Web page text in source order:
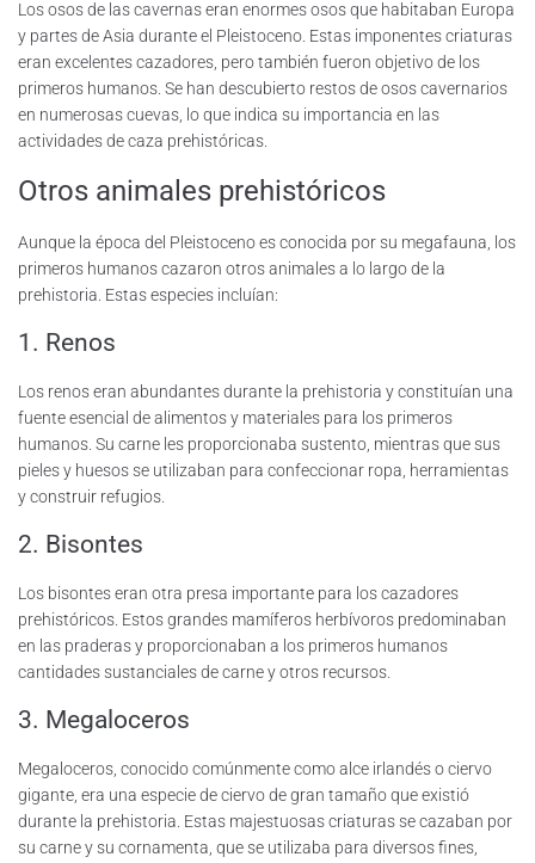
Los osos de las cavernas eran enormes osos que habitaban Europa
y partes de Asia durante el Pleistoceno. Estas imponentes criaturas
eran excelentes cazadores, pero también fueron objetivo de los
primeros humanos. Se han descubierto restos de osos cavernarios
en numerosas cuevas, lo que indica su importancia en las
actividades de caza prehistóricas.
Otros animales prehistóricos
Aunque la época del Pleistoceno es conocida por su megafauna, los
primeros humanos cazaron otros animales a lo largo de la
prehistoria. Estas especies incluían:
1. Renos
Los renos eran abundantes durante la prehistoria y constituían una
fuente esencial de alimentos y materiales para los primeros
humanos. Su carne les proporcionaba sustento, mientras que sus
pieles y huesos se utilizaban para confeccionar ropa, herramientas
y construir refugios.
2. Bisontes
Los bisontes eran otra presa importante para los cazadores
prehistóricos. Estos grandes mamíferos herbívoros predominaban
en las praderas y proporcionaban a los primeros humanos
cantidades sustanciales de carne y otros recursos.
3. Megaloceros
Megaloceros, conocido comúnmente como alce irlandés o ciervo
gigante, era una especie de ciervo de gran tamaño que existió
durante la prehistoria. Estas majestuosas criaturas se cazaban por
su carne y su cornamenta, que se utilizaba para diversos fines,